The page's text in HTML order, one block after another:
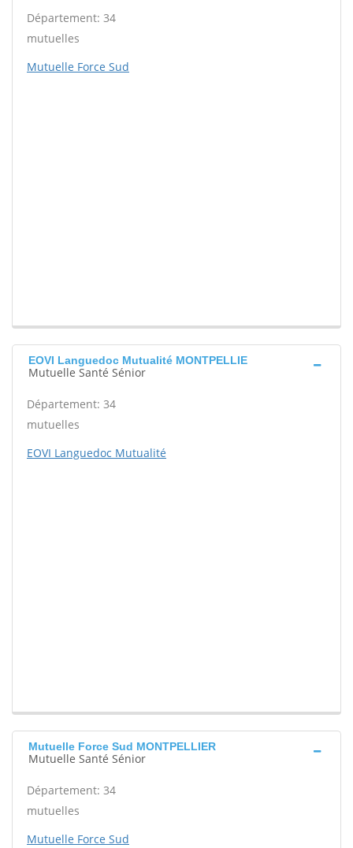
Département: 34
mutuelles
Mutuelle Force Sud
EOVI Languedoc Mutualité MONTPELLIE
Mutuelle Santé Sénior
Département: 34
mutuelles
EOVI Languedoc Mutualité
Mutuelle Force Sud MONTPELLIER
Mutuelle Santé Sénior
Département: 34
mutuelles
Mutuelle Force Sud